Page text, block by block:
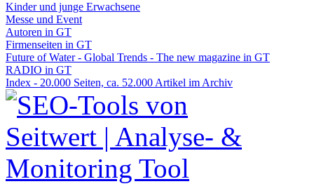
Kinder und junge Erwachsene
Messe und Event
Autoren in GT
Firmenseiten in GT
Future of Water - Global Trends - The new magazine in GT
RADIO in GT
Index - 20.000 Seiten, ca. 52.000 Artikel im Archiv